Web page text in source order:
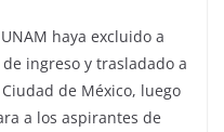
haya excluido a
ingreso y trasladado a
de México, luego
a los aspirantes de